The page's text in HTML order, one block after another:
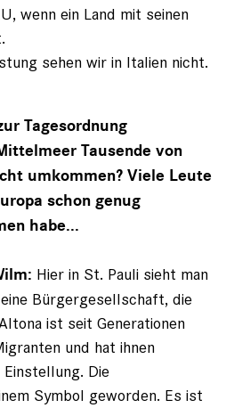
wenn ein Land mit seinen
sehen wir in Italien nicht.
Tagesordnung
Tausende von
umkommen? Viele Leute
schon genug
habe...
Hier in St. Pauli sieht man
Bürgergesellschaft, die
ist seit Generationen
und hat ihnen
Die
Symbol geworden. Es ist